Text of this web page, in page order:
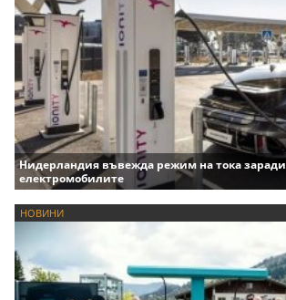
Нидерландия въвежда режим на тока заради
електромобилите
НОВИНИ